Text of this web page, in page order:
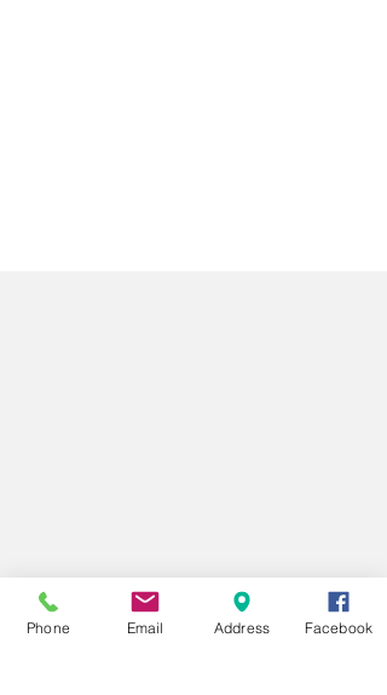
© 2022 by Zahn Zentrum Moosach
Phone Email Address Facebook